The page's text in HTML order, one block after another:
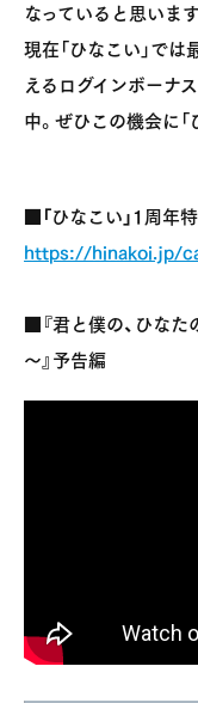
なっていると思います
現在「ひなこい」で
えるログインボー
中。ぜひこの機会に
■「ひなこい」1周年
https://hinakoi.jp/
■『君と僕の、ひな
～』予告編